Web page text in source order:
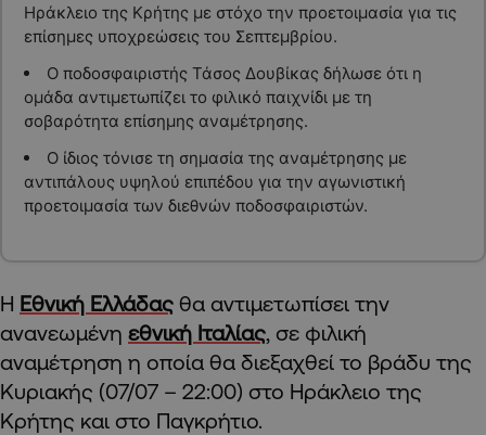
Ηράκλειο της Κρήτης με στόχο την προετοιμασία για τις
επίσημες υποχρεώσεις του Σεπτεμβρίου.
Ο ποδοσφαιριστής Τάσος Δουβίκας δήλωσε ότι η
ομάδα αντιμετωπίζει το φιλικό παιχνίδι με τη
σοβαρότητα επίσημης αναμέτρησης.
Ο ίδιος τόνισε τη σημασία της αναμέτρησης με
αντιπάλους υψηλού επιπέδου για την αγωνιστική
προετοιμασία των διεθνών ποδοσφαιριστών.
Η Εθνική Ελλάδας θα αντιμετωπίσει την
ανανεωμένη εθνική Ιταλίας, σε φιλική
αναμέτρηση η οποία θα διεξαχθεί το βράδυ της
Κυριακής (07/07 – 22:00) στο Ηράκλειο της
Κρήτης και στο Παγκρήτιο.